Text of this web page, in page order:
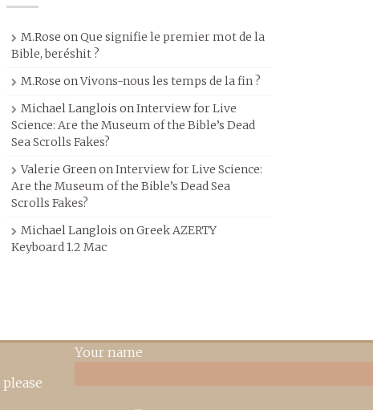
M.Rose onQue signifie le premier mot de la
Bible, beréshit ?
M.Rose onVivons-nous les temps de la fin ?
Michael Langlois onInterview for Live
Science: Are the Museum of the Bible’s Dead
Sea Scrolls Fakes?
Valerie GreenonInterview for Live Science:
Are the Museum of the Bible’s Dead Sea
Scrolls Fakes?
Michael Langlois onGreek AZERTY
Keyboard 1.2 Mac
please
Your name